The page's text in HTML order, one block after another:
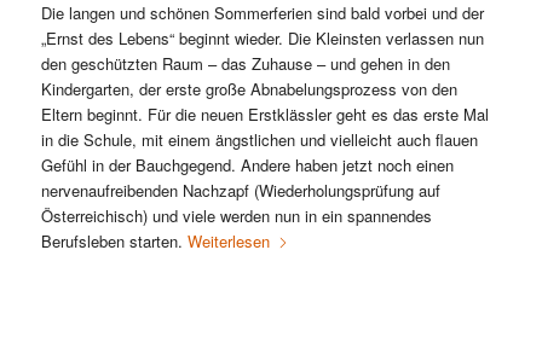
Die langen und schönen Sommerferien sind bald vorbei und der
„Ernst des Lebens“ beginnt wieder. Die Kleinsten verlassen nun
den geschützten Raum – das Zuhause – und gehen in den
Kindergarten, der erste große Abnabelungsprozess von den
Eltern beginnt. Für die neuen Erstklässler geht es das erste Mal
in die Schule, mit einem ängstlichen und vielleicht auch flauen
Gefühl in der Bauchgegend. Andere haben jetzt noch einen
nervenaufreibenden Nachzapf (Wiederholungsprüfung auf
Österreichisch) und viele werden nun in ein spannendes
Berufsleben starten. Weiterlesen